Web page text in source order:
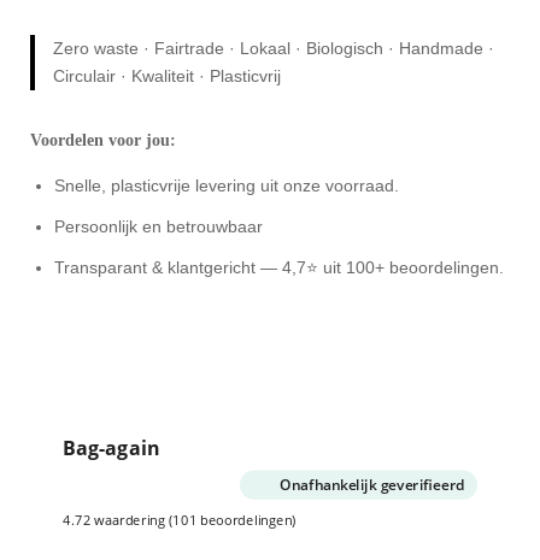
Zero waste · Fairtrade · Lokaal · Biologisch · Handmade ·
Circulair · Kwaliteit · Plasticvrij
Voordelen voor jou:
Snelle, plasticvrije levering uit onze voorraad.
Persoonlijk en betrouwbaar
Transparant & klantgericht — 4,7⭐ uit 100+ beoordelingen.
Bag-again
Onafhankelijk geverifieerd
4.72 waardering(101 beoordelingen)